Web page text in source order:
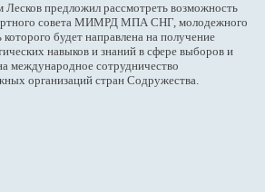
предложил рассмотреть возможность
совета МИМРД МПА СНГ, молодежного
которого будет направлена на получение
навыков и знаний в сфере выборов и
международное сотрудничество
организаций стран Содружества.